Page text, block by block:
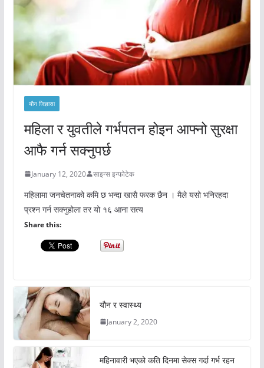
यौन जिज्ञासा
महिला र युवतीले गर्भपतन होइन आफ्नो सुरक्षा
आफै गर्न सक्नुपर्छ
January 12, 2020 साइन्स इन्फोटेक
महिलामा जनचेतनाको कमि छ भन्दा खासै फरक छैन । मैले यसो भनिरहदा
प्रश्न गर्न सक्नुहोला तर यो १६ आना सत्य
Share this:
यौन र स्वास्थ्य
January 2, 2020
महिनावारी भएको कति दिनमा सेक्स गर्दा गर्भ रहन